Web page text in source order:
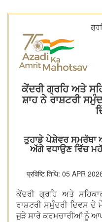
ਕੇਂਦਰੀ ਗ੍ਰਹਿ ਅਤੇ
ਸ਼ਾਹ ਨੇ ਰਾਸ਼ਟਰੀ
ਤੁਹਾਡੇ ਪੇਸ਼ੇਵਰ ਸਮਰੱਥਾ
ਅੱਗੇ ਵਧਾਉਣ ਵਿੱਚ
प्रविष्टि तिथि: 05 APR
ਕੇਂਦਰੀ ਗ੍ਰਹਿ ਅਤੇ
ਰਾਸ਼ਟਰੀ ਸਮੁੰਦਰੀ ਦਿਵਸ ਦੇ
ਜੁੜੇ ਸਾਰੇ ਕਰਮਚਾਰੀਆਂ ਨੂੰ